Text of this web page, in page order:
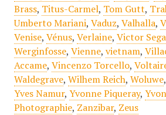
Brass, Titus-Carmel, Tom Gutt,
Umberto Mariani, Vaduz, Valhalla,
Venise, Vénus, Verlaine, Victor
Werginfosse, Vienne, vietnam,
Accame, Vincenzo Torcello,
Waldegrave, Wilhem Reich, Woluwe,
Yves Namur, Yvonne Piqueray,
Photographie, Zanzibar, Zeus